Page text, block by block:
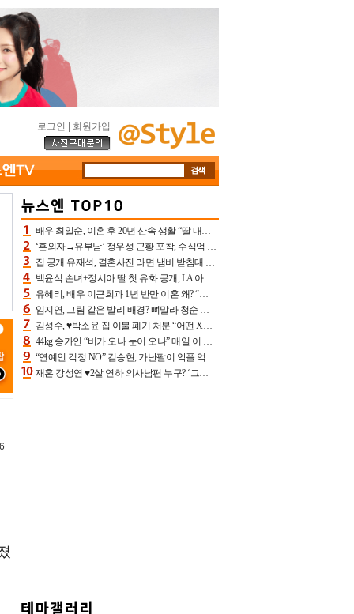
로그인 회원가입
배우 최일순, 이혼 후 20년 산속 생활 “딸 내가 버렸다고 원망‥맘 아파”(특종)[어제TV]
‘혼외자→유부남’ 정우성 근황 포착, 수식억 해킹 피해 후배 만났다 “존경하는”
집 공개 유재석, 결혼사진 라면 냄비 받침대 되고 분노‥가족사진도 피해(놀뭐)[어제TV]
백윤식 손녀+정시아 딸 첫 유화 공개, LA 아트쇼→서울국제조각페스타 작가다운 수준급 실력
유혜리, 배우 이근희과 1년 반만 이혼 왜? “식칼 꽂고 의자 던져” 충격 폭로(특종)[어제TV]
임지연, 그림 같은 발리 배경? 뼈말라 청순 비키니 핏에 상대 안 되네
김성수, ♥박소윤 집 이불 폐기 처분 “어떤 X이랑 썼을지 몰라” 질투(신랑수업2)[어제TV]
44kg 송가인 “비가 오나 눈이 오나” 매일 이 운동, 허벅지 근육량 상승+체지방 감소
“연예인 걱정 NO” 김승현, 가난팔이 악플 억울할만‥아내+딸과 日 여행
재혼 강성연 ♥2살 연하 의사남편 누구? ‘그알’ 자문의에 훈남 비주얼 초엘리트 스펙 [종합]